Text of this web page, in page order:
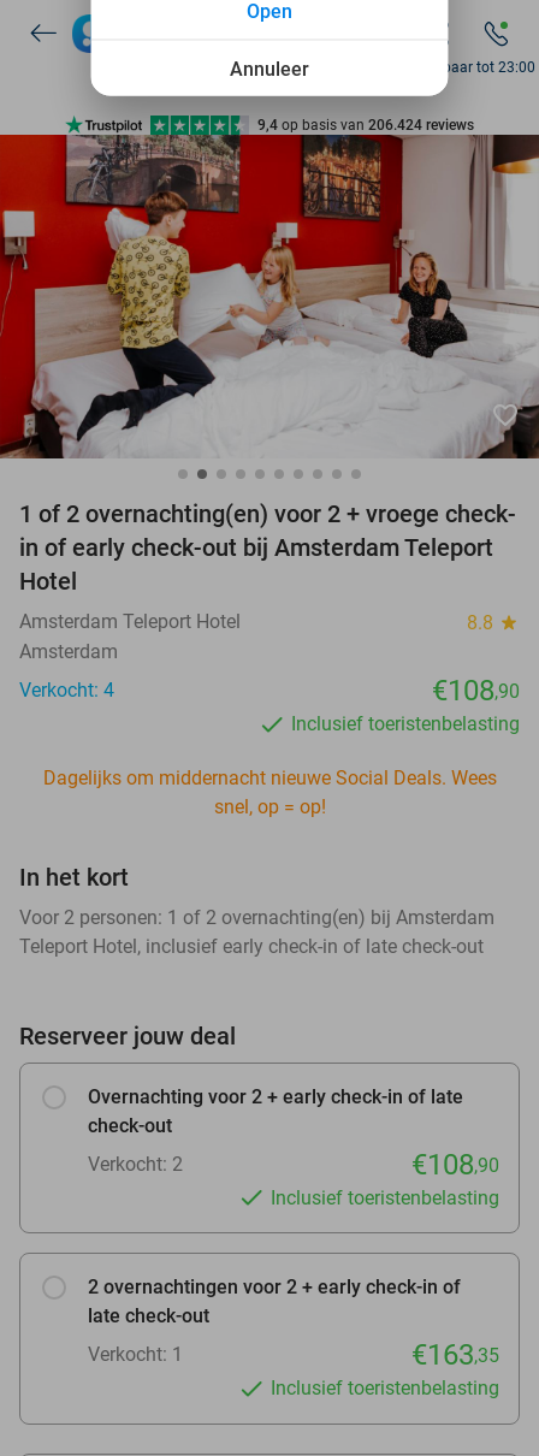
7 dagen per week beschikbaar
10+ miljoen leden
Ontdek 15.000+ deals
7 dagen per week beschikbaar
10+ miljoen leden
Bereikbaar tot 23:00
favorite_border
1 of 2 overnachting(en) voor 2 + vroege check-
in of early check-out bij Amsterdam Teleport
Hotel
Amsterdam Teleport Hotel 8.8 star
Amsterdam
Verkocht: 4
€108,90
Inclusief toeristenbelasting
Dagelijks om middernacht nieuwe Social Deals. Wees
snel, op = op!
In het kort
Voor 2 personen: 1 of 2 overnachting(en) bij Amsterdam
Teleport Hotel, inclusief early check-in of late check-out
Reserveer jouw deal
Overnachting voor 2 + early check-in of late
check-out
Verkocht: 2
€108,90
Inclusief toeristenbelasting
2 overnachtingen voor 2 + early check-in of
late check-out
Verkocht: 1
€163,35
Inclusief toeristenbelasting
Annuleer
Open